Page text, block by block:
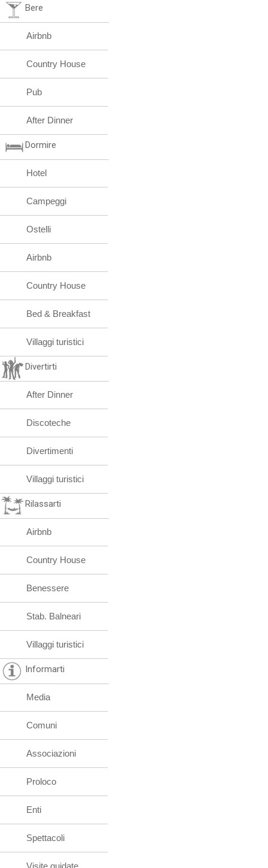
Bere
Airbnb
Country House
Pub
After Dinner
Dormire
Hotel
Campeggi
Ostelli
Airbnb
Country House
Bed & Breakfast
Villaggi turistici
Divertirti
After Dinner
Discoteche
Divertimenti
Villaggi turistici
Rilassarti
Airbnb
Country House
Benessere
Stab. Balneari
Villaggi turistici
Informarti
Media
Comuni
Associazioni
Proloco
Enti
Spettacoli
Visite guidate